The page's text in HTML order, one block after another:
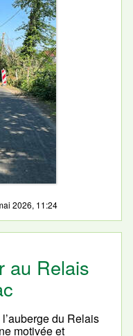
2026, 11:24
au Relais
du Relais
motivée et